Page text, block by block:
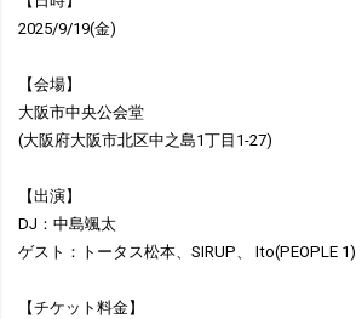
2025/9/19(金)
【会場】
大阪市中央公会堂
(大阪府大阪市北区中之島1丁目1-27)
【出演】
DJ：中島颯太
ゲスト：トータス松本、SIRUP、 Ito(PEOPLE 1)
【チケット料金】